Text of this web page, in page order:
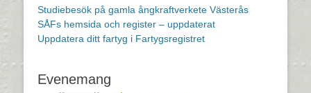
Studiebesök på gamla ångkraftverkete Västerås
SÅFs hemsida och register – uppdaterat
Uppdatera ditt fartyg i Fartygsregistret
Evenemang